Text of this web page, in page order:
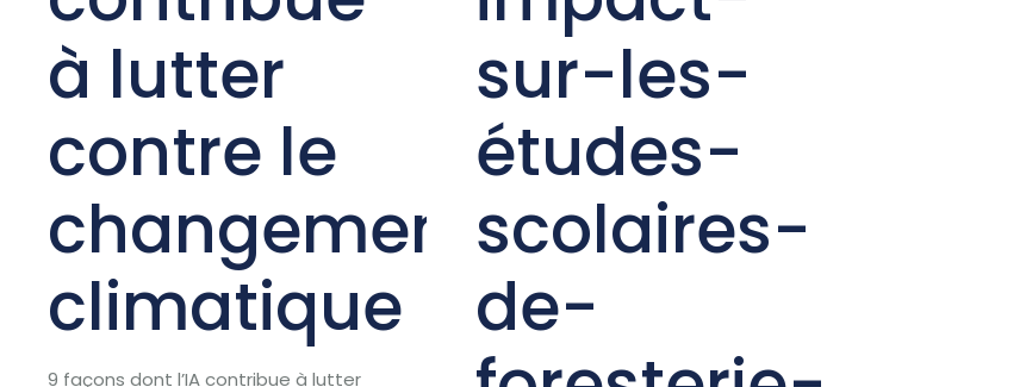
à lutter
contre le
changement
climatique
9 façons dont l’IA contribue à lutter
sur-les-
études-
scolaires-
de-